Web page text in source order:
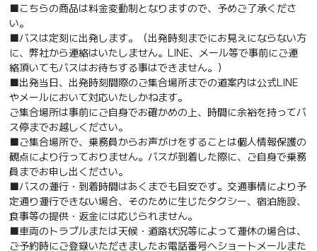
■こちらの商品は料金変動制となりますので、予めご了承くださ
い。
■バスは定刻に出発します。（出発時刻までにお見えにならない方
に、弊社から連絡はいたしません。LINE、メール等で事前にご連
絡頂いてもバスはお待ちする事はできません。）
■出発当日、出発時刻間際のご集合場所までの道案内は公式LINE
やメールにおいて対応いたしかねます。
ご集合場所は事前にご自身でお確かめの上、時間に余裕を持ってバ
ス停までお越しください。
■ご集合場所で、乗務員からお声がけをすることは個人情報保護の
観点により行っておりません。バスが到着した際に、ご自身で乗務
員までお申し出ください。
■バスの運行・到着時間はあくまでも目安です。交通事情により予
定通り運行できない場合、そのために生じたタクシー、宿泊施設、
食事等の提供・返金には応じられません。
■車両のトラブルまたは天候・道路状況等によって運休の場合は、
ご予約時にご登録いただきましたお電話番号へショートメールまた